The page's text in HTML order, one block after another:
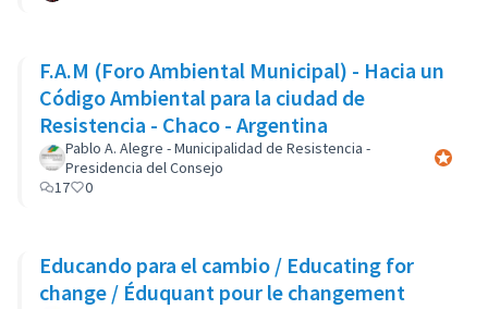
F.A.M (Foro Ambiental Municipal) - Hacia un
Código Ambiental para la ciudad de
Resistencia - Chaco - Argentina
Pablo A. Alegre - Municipalidad de Resistencia -
Presidencia del Consejo
17
0
Educando para el cambio / Educating for
change / Éduquant pour le changement